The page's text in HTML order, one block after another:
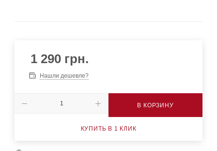
1 290 грн.
Нашли дешевле?
В КОРЗИНУ
КУПИТЬ В 1 КЛИК